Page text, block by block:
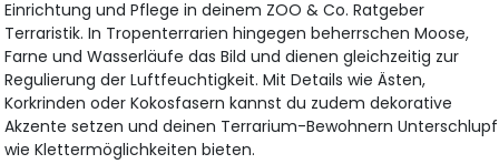
Einrichtung und Pflege in deinem ZOO & Co. Ratgeber
Terraristik. In Tropenterrarien hingegen beherrschen Moose,
Farne und Wasserläufe das Bild und dienen gleichzeitig zur
Regulierung der Luftfeuchtigkeit. Mit Details wie Ästen,
Korkrinden oder Kokosfasern kannst du zudem dekorative
Akzente setzen und deinen Terrarium-Bewohnern Unterschlupf
wie Klettermöglichkeiten bieten.